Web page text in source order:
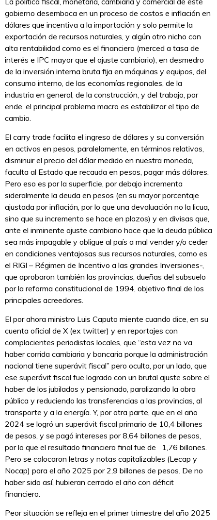
gobierno desemboca en un proceso de costos e inflación en
dólares que incentiva a la importación y solo permite la
exportación de recursos naturales, y algún otro nicho con
alta rentabilidad como es el financiero (merced a tasa de
interés e IPC mayor que el ajuste cambiario), en desmedro
de la inversión interna bruta fija en máquinas y equipos, del
consumo interno, de las economías regionales, de la
industria en general, de la construcción, y del trabajo, por
ende, el principal problema macro es estabilizar el tipo de
cambio.
El carry trade facilita el ingreso de dólares y su conversión
en activos en pesos, paralelamente, en términos relativos,
disminuir el precio del dólar medido en nuestra moneda,
faculta al Estado que recauda en pesos, pagar más dólares.
Pero eso es por la superficie, por debajo incrementa
sideralmente la deuda en pesos (en su mayor porcentaje
ajustada por inflación, por lo que una devaluación no la licua,
sino que su incremento se hace en plazos) y en divisas que,
ante el inminente ajuste cambiario hace que la deuda pública
sea más impagable y obligue al país a mal vender y/o ceder
en condiciones ventajosas sus recursos naturales, como es
el RIGI – Régimen de Incentivo a las grandes Inversiones-,
que aprobaron también las provincias, dueñas del subsuelo
por la reforma constitucional de 1994, objetivo final de los
principales acreedores.
El por ahora ministro Luis Caputo miente cuando dice, en su
cuenta oficial de X (ex twitter) y en reportajes con
complacientes periodistas locales, que “esta vez no va
haber corrida cambiaria y bancaria porque la administración
nacional tiene superávit fiscal” pero oculta, por un lado, que
ese superávit fiscal fue logrado con un brutal ajuste sobre el
haber de los jubilados y pensionado, paralizando la obra
pública y reduciendo las transferencias a las provincias, al
transporte y a la energía. Y, por otra parte, que en el año
2024 se logró un superávit fiscal primario de 10,4 billones
de pesos, y se pagó intereses por 8,64 billones de pesos,
por lo que el resultado financiero final fue de 1,76 billones.
Pero se colocaron letras y notas capitalizables (Lecap y
Nocap) para el año 2025 por 2,9 billones de pesos. De no
haber sido así, hubieran cerrado el año con déficit
financiero.
Peor situación se refleja en el primer trimestre del año 2025